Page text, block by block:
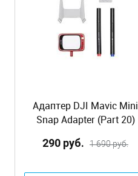
Адаптер DJI Mavic Mini
Snap Adapter (Part 20)
290 руб. 1 690 руб.